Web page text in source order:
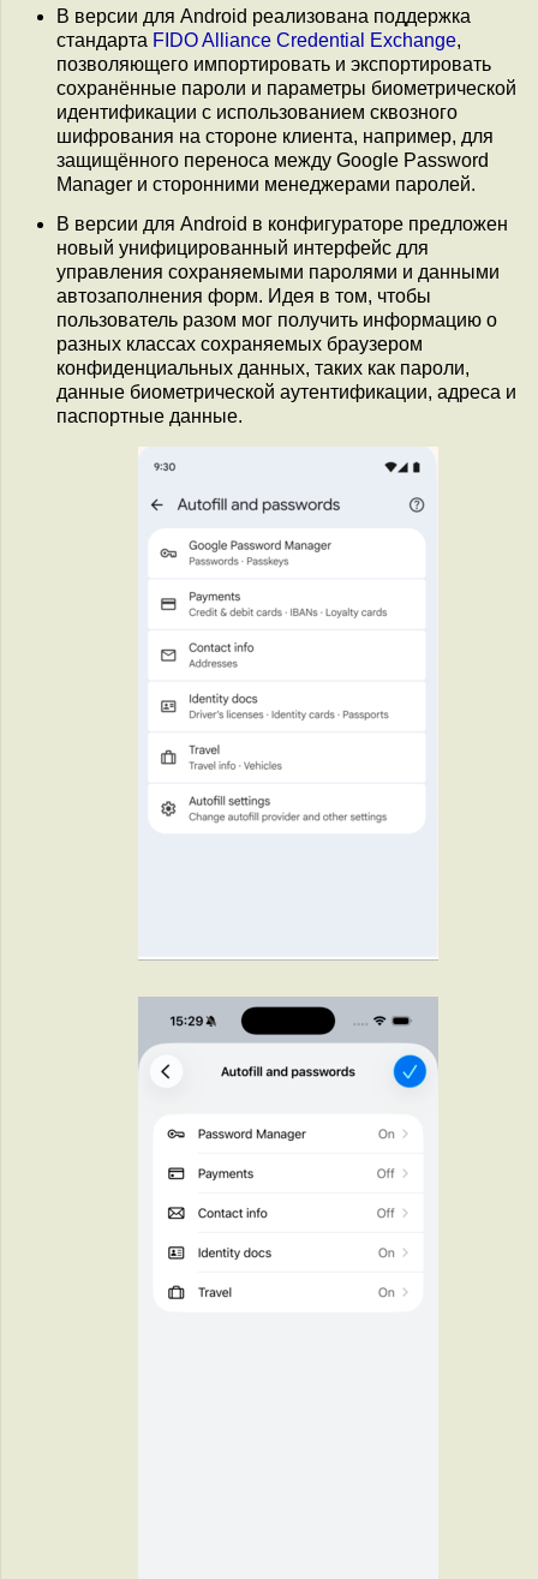
В версии для Android реализована поддержка
стандарта FIDO Alliance Credential Exchange,
позволяющего импортировать и экспортировать
сохранённые пароли и параметры биометрической
идентификации с использованием сквозного
шифрования на стороне клиента, например, для
защищённого переноса между Google Password
Manager и сторонними менеджерами паролей.
В версии для Android в конфигураторе предложен
новый унифицированный интерфейс для
управления сохраняемыми паролями и данными
автозаполнения форм. Идея в том, чтобы
пользователь разом мог получить информацию о
разных классах сохраняемых браузером
конфиденциальных данных, таких как пароли,
данные биометрической аутентификации, адреса и
паспортные данные.